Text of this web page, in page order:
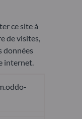
ce site à
de visites,
données
internet.